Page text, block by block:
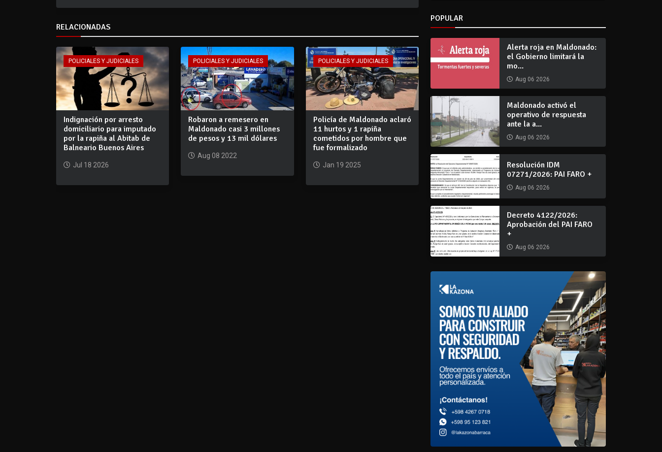
RELACIONADAS
POLICIALES Y JUDICIALES
Indignación por arresto
domiciliario para imputado
por la rapiña al Abitab de
Balneario Buenos Aires
Jul 18 2026
POLICIALES Y JUDICIALES
Robaron a remesero en
Maldonado casi 3 millones
de pesos y 13 mil dólares
Aug 08 2022
POLICIALES Y JUDICIALES
Policía de Maldonado aclaró
11 hurtos y 1 rapiña
cometidos por hombre que
fue formalizado
Jan 19 2025
POPULAR
Alerta roja en Maldonado:
el Gobierno limitará la
mo...
Aug 06 2026
Maldonado activó el
operativo de respuesta
ante la a...
Aug 06 2026
Resolución IDM
07271/2026: PAI FARO +
Aug 06 2026
Decreto 4122/2026:
Aprobación del PAI FARO
+
Aug 06 2026